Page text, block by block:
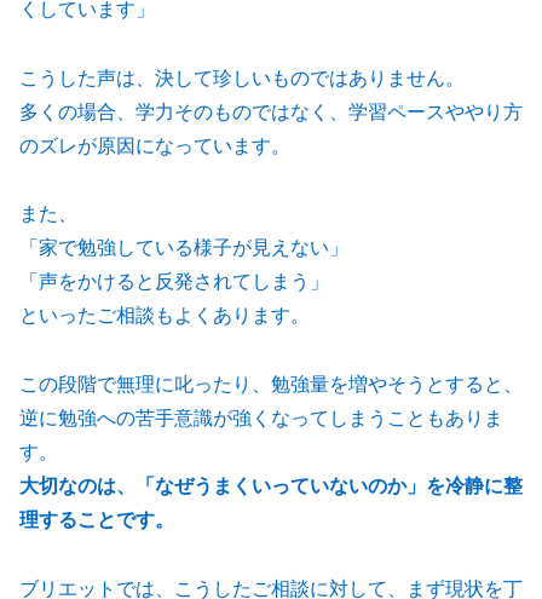
くしています」
こうした声は、決して珍しいものではありません。
多くの場合、学力そのものではなく、学習ペースややり方
のズレが原因になっています。
また、
「家で勉強している様子が見えない」
「声をかけると反発されてしまう」
といったご相談もよくあります。
この段階で無理に叱ったり、勉強量を増やそうとすると、
逆に勉強への苦手意識が強くなってしまうこともありま
す。
大切なのは、「なぜうまくいっていないのか」を冷静に整
理することです。
ブリエットでは、こうしたご相談に対して、まず現状を丁